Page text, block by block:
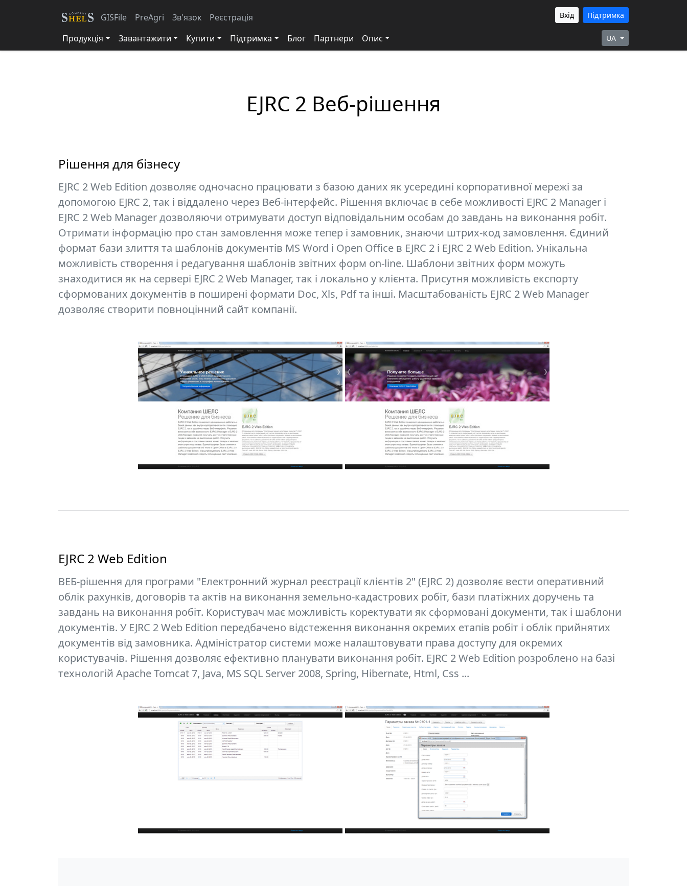
GISFile PreAgri Зв'язок Реєстрація Вхід Підтримка
Продукція Завантажити Купити Підтримка Блог Партнери Опис UA
EJRC 2 Веб-рішення
Рішення для бізнесу
EJRC 2 Web Edition дозволяє одночасно працювати з базою даних як усередині корпоративної мережі за
допомогою EJRC 2, так і віддалено через Веб-інтерфейс. Рішення включає в себе можливості EJRC 2 Manager і
EJRC 2 Web Manager дозволяючи отримувати доступ відповідальним особам до завдань на виконання робіт.
Отримати інформацію про стан замовлення може тепер і замовник, знаючи штрих-код замовлення. Єдиний
формат бази злиття та шаблонів документів MS Word і Open Office в EJRC 2 і EJRC 2 Web Edition. Унікальна
можливість створення і редагування шаблонів звітних форм on-line. Шаблони звітних форм можуть
знаходитися як на сервері EJRC 2 Web Manager, так і локально у клієнта. Присутня можливість експорту
сформованих документів в поширені формати Doc, Xls, Pdf та інші. Масштабованість EJRC 2 Web Manager
дозволяє створити повноцінний сайт компанії.
EJRC 2 Web Edition
ВЕБ-рішення для програми "Електронний журнал реєстрації клієнтів 2" (EJRC 2) дозволяє вести оперативний
облік рахунків, договорів та актів на виконання земельно-кадастрових робіт, бази платіжних доручень та
завдань на виконання робіт. Користувач має можливість коректувати як сформовані документи, так і шаблони
документів. У EJRC 2 Web Edition передбачено відстеження виконання окремих етапів робіт і облік прийнятих
документів від замовника. Адміністратор системи може налаштовувати права доступу для окремих
користувачів. Рішення дозволяє ефективно планувати виконання робіт. EJRC 2 Web Edition розроблено на базі
технологій Apache Tomcat 7, Java, MS SQL Server 2008, Spring, Hibernate, Html, Css ...